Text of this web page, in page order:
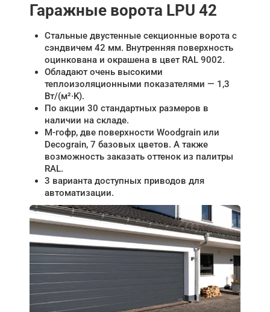
Гаражные ворота LPU 42
Стальные двустенные секционные ворота с
сэндвичем 42 мм. Внутренняя поверхность
оцинкована и окрашена в цвет RAL 9002.
Обладают очень высокими
теплоизоляционными показателями — 1,3
Вт/(м²·K).
По акции 30 стандартных размеров в
наличии на складе.
М-гофр, две поверхности Woodgrain или
Decograin, 7 базовых цветов. А также
возможность заказать оттенок из палитры
RAL.
3 варианта доступных приводов для
автоматизации.